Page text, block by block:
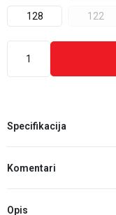
128 122
Specifikacija
Komentari
Opis